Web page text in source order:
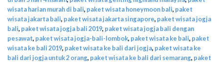
wisata harian murah di bali, paket wisata honeymoon bali, paket
wisata jakarta bali, paket wisata jakarta singapore, paket wisata jogja
bali, paket wisata jogja bali 2019, paket wisata jogja bali dengan
pesawat, paket wisata jogja-bali-lombok, paket wisata ke bali, paket
wisata ke bali 2019, paket wisata ke bali dari jogja, paket wisata ke
bali dari jogja untuk 2 orang, paket wisata ke bali dari semarang, paket